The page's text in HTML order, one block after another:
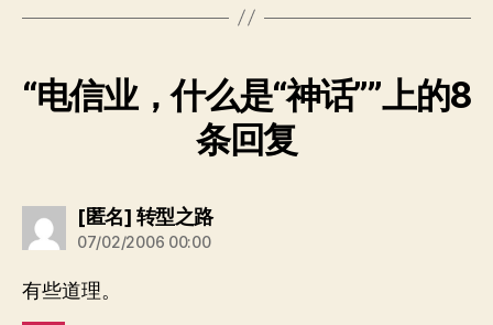
“电信业，什么是“神话””上的8
条回复
[匿名] 转型之路说：
07/02/2006 00:00
有些道理。